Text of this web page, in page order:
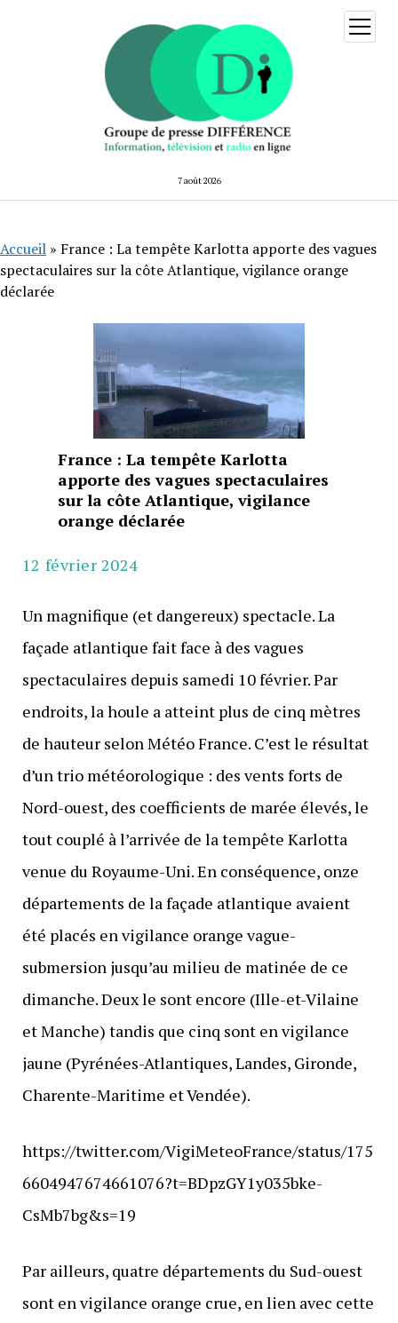
7 août 2026
ouvrir
menu
Accueil » France : La tempête Karlotta apporte des vagues
spectaculaires sur la côte Atlantique, vigilance orange
déclarée
France : La tempête Karlotta
apporte des vagues spectaculaires
sur la côte Atlantique, vigilance
orange déclarée
12 février 2024
Un magnifique (et dangereux) spectacle. La
façade atlantique fait face à des vagues
spectaculaires depuis samedi 10 février. Par
endroits, la houle a atteint plus de cinq mètres
de hauteur selon Météo France. C’est le résultat
d’un trio météorologique : des vents forts de
Nord-ouest, des coefficients de marée élevés, le
tout couplé à l’arrivée de la tempête Karlotta
venue du Royaume-Uni. En conséquence, onze
départements de la façade atlantique avaient
été placés en vigilance orange vague-
submersion jusqu’au milieu de matinée de ce
dimanche. Deux le sont encore (Ille-et-Vilaine
et Manche) tandis que cinq sont en vigilance
jaune (Pyrénées-Atlantiques, Landes, Gironde,
Charente-Maritime et Vendée).
https://twitter.com/VigiMeteoFrance/status/175
6604947674661076?t=BDpzGY1y035bke-
CsMb7bg&s=19
Par ailleurs, quatre départements du Sud-ouest
sont en vigilance orange crue, en lien avec cette